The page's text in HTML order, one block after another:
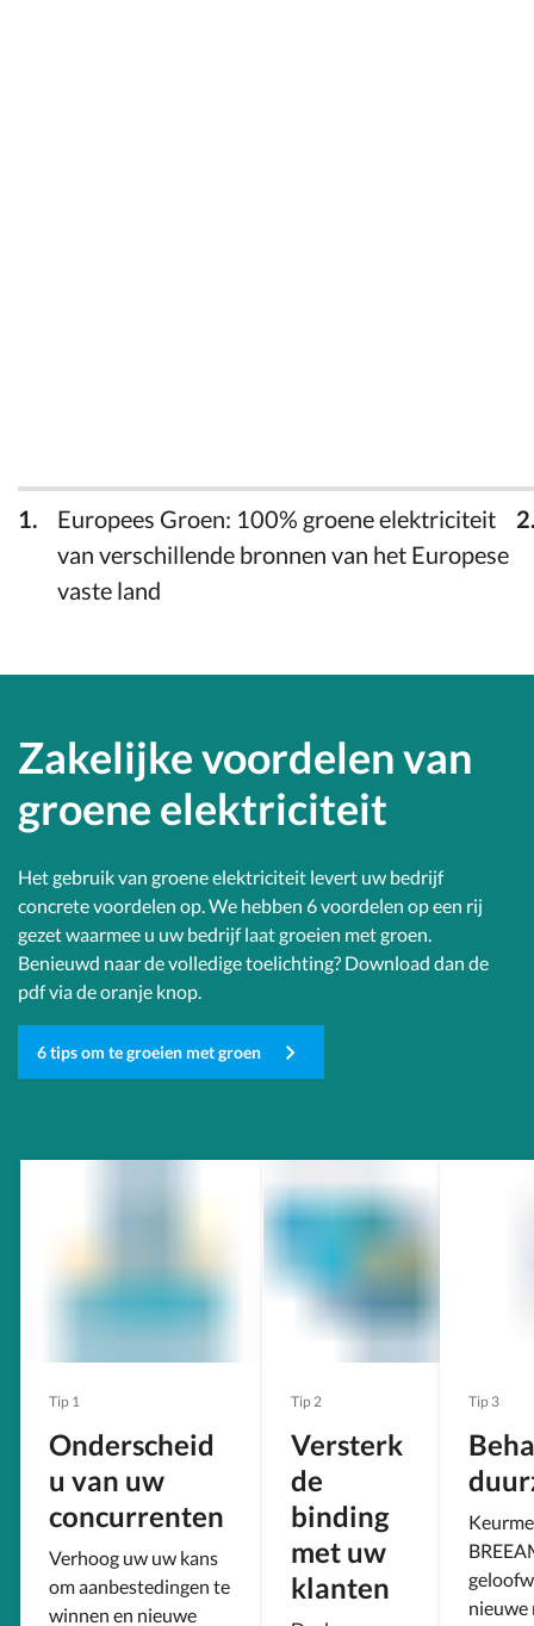
Europees Groen: 100% groene elektriciteit
van verschillende bronnen van het Europese
vaste land
Zakelijke voordelen van
groene elektriciteit
Het gebruik van groene elektriciteit levert uw bedrijf
concrete voordelen op. We hebben 6 voordelen op een rij
gezet waarmee u uw bedrijf laat groeien met groen.
Benieuwd naar de volledige toelichting? Download dan de
pdf via de oranje knop.
6 tips om te groeien met groen
Tip 1
Onderscheid
u van uw
concurrenten
Verhoog uw uw kans
om aanbestedingen te
winnen en nieuwe
Tip 2
Versterk
de
binding
met uw
klanten
Tip 3
nieuwe